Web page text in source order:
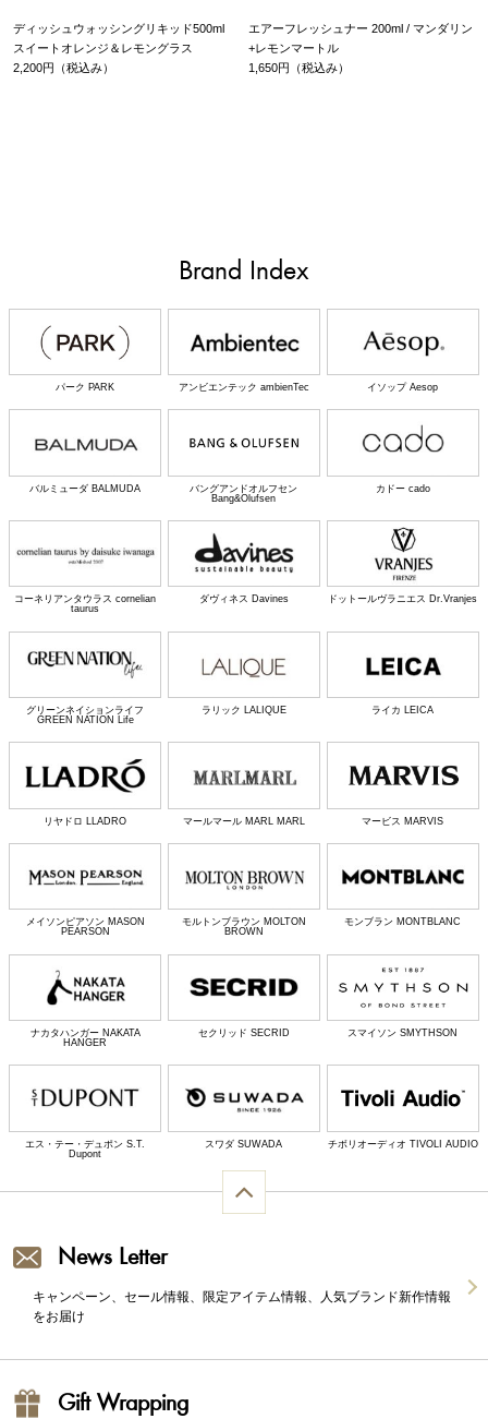
ディッシュウォッシングリキッド500ml
スイートオレンジ＆レモングラス
2,200円（税込み）
エアーフレッシュナー 200ml / マンダリン
+レモンマートル
1,650円（税込み）
Brand Index
パーク PARK アンビエンテック ambienTec イソップ Aesop
バルミューダ BALMUDA
バングアンドオルフセン
Bang&Olufsen
カドー cado
コーネリアンタウラス cornelian
taurus
ダヴィネス Davines ドットールヴラニエス Dr.Vranjes
グリーンネイションライフ
GREEN NATION Life
ラリック LALIQUE ライカ LEICA
リヤドロ LLADRO マールマール MARL MARL マービス MARVIS
メイソンピアソン MASON
PEARSON
モルトンブラウン MOLTON
BROWN
モンブラン MONTBLANC
ナカタハンガー NAKATA
HANGER
セクリッド SECRID スマイソン SMYTHSON
エス・テー・デュポン S.T.
Dupont
スワダ SUWADA チボリオーディオ TIVOLI AUDIO
News Letter
キャンペーン、セール情報、限定アイテム情報、人気ブランド新作情報
をお届け
Gift Wrapping